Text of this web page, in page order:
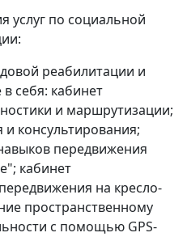
услуг по социальной
реабилитации и
себя: кабинет
и маршрутизации;
консультирования;
передвижения
кабинет
на кресло-
пространственному
с помощью GPS-